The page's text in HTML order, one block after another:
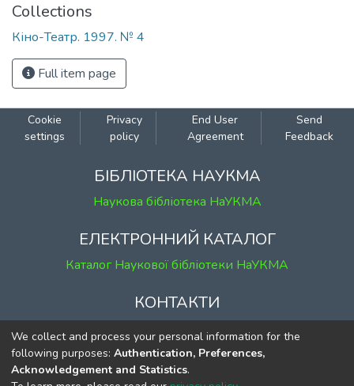
Collections
Кіно-Театр. 1997. № 4
Full item page
Cookie
settings
Privacy
policy
End User
Agreement
Send
Feedback
БІБЛІОТЕКА НАУКМА
Наукова бібліотека НаУКМА
ЕЛЕКТРОННИЙ КАТАЛОГ
Каталог Наукової бібліотеки НаУКМА
КОНТАКТИ
м. Київ, вул. Григорія Сковороди, 2
к. 1, к. 120
тел. (044) 463-69-31
We collect and process your personal information for the
following purposes: Authentication, Preferences,
Acknowledgement and Statistics.